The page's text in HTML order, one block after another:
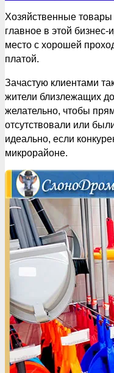
Хозяйственные товары
главное в этой
место с хорошей
платой.
Зачастую клиентами
жители близлежащих
желательно, чтобы
отсутствовали или
идеально, если
микрорайоне.